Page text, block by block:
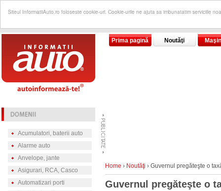
Siteul InformatiiAuto.ro foloseste cookie-uri. Cookie-urile ne ajuta sa imbunatatim serviciile
Prima pagină Noutăţi
Acumulatori, baterii auto
Alarme auto
Anvelope, jante
Asigurari, RCA, Casco
Automatizari porti
Home › Noutăţi › Guvernul pregăteşte o
Guvernul pregăteşte o